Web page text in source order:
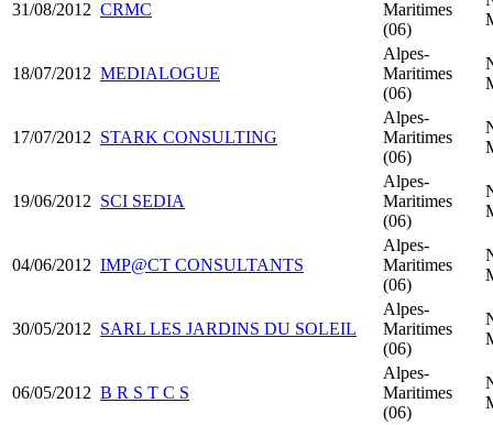
31/08/2012 CRMC
Maritimes
(06)
18/07/2012 MEDIALOGUE
Alpes-
Maritimes
(06)
17/07/2012 STARK CONSULTING
Alpes-
Maritimes
(06)
19/06/2012 SCI SEDIA
Alpes-
Maritimes
(06)
04/06/2012 IMP@CT CONSULTANTS
Alpes-
Maritimes
(06)
30/05/2012 SARL LES JARDINS DU SOLEIL
Alpes-
Maritimes
(06)
06/05/2012 B R S T C S
Alpes-
Maritimes
(06)